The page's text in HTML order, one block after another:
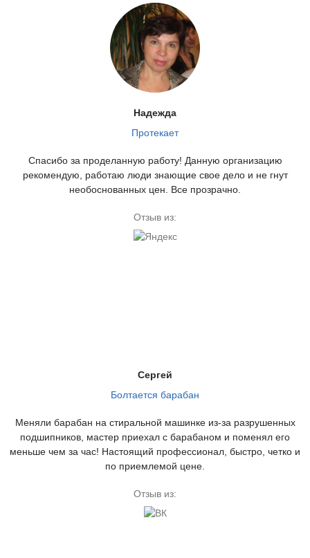
Надежда
Протекает
Спасибо за проделанную работу! Данную организацию
рекомендую, работаю люди знающие свое дело и не гнут
необоснованных цен. Все прозрачно.
Отзыв из:
Сергей
Болтается барабан
Меняли барабан на стиральной машинке из-за разрушенных
подшипников, мастер приехал с барабаном и поменял его
меньше чем за час! Настоящий профессионал, быстро, четко и
по приемлемой цене.
Отзыв из: